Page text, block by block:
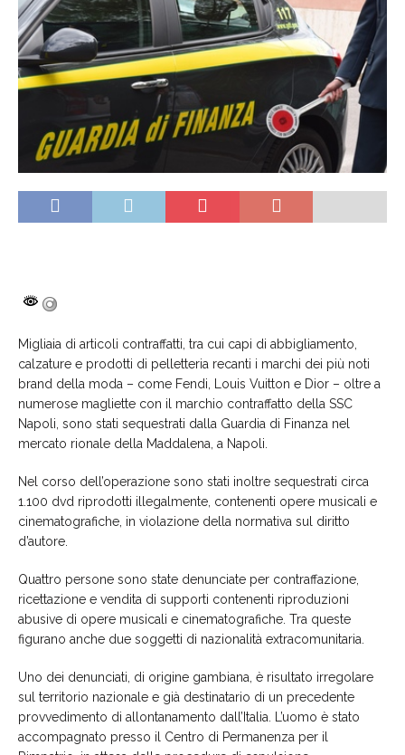
Migliaia di articoli contraffatti, tra cui capi di abbigliamento,
calzature e prodotti di pelletteria recanti i marchi dei più noti
brand della moda – come Fendi, Louis Vuitton e Dior – oltre a
numerose magliette con il marchio contraffatto della SSC
Napoli, sono stati sequestrati dalla Guardia di Finanza nel
mercato rionale della Maddalena, a Napoli.
Nel corso dell’operazione sono stati inoltre sequestrati circa
1.100 dvd riprodotti illegalmente, contenenti opere musicali e
cinematografiche, in violazione della normativa sul diritto
d’autore.
Quattro persone sono state denunciate per contraffazione,
ricettazione e vendita di supporti contenenti riproduzioni
abusive di opere musicali e cinematografiche. Tra queste
figurano anche due soggetti di nazionalità extracomunitaria.
Uno dei denunciati, di origine gambiana, è risultato irregolare
sul territorio nazionale e già destinatario di un precedente
provvedimento di allontanamento dall’Italia. L’uomo è stato
accompagnato presso il Centro di Permanenza per il